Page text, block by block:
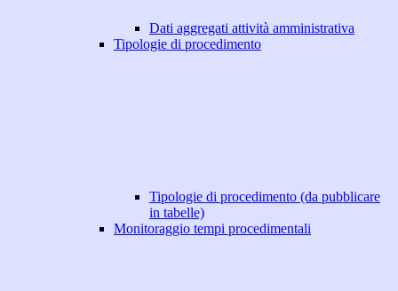
Dati aggregati attività amministrativa
Tipologie di procedimento
Tipologie di procedimento (da pubblicare
in tabelle)
Monitoraggio tempi procedimentali